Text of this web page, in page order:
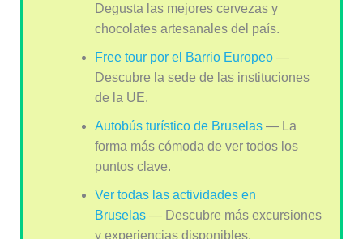
Degusta las mejores cervezas y
chocolates artesanales del país.
Free tour por el Barrio Europeo—
Descubre la sede de las instituciones
de la UE.
Autobús turístico de Bruselas— La
forma más cómoda de ver todos los
puntos clave.
Ver todas las actividades en
Bruselas— Descubre más excursiones
y experiencias disponibles.